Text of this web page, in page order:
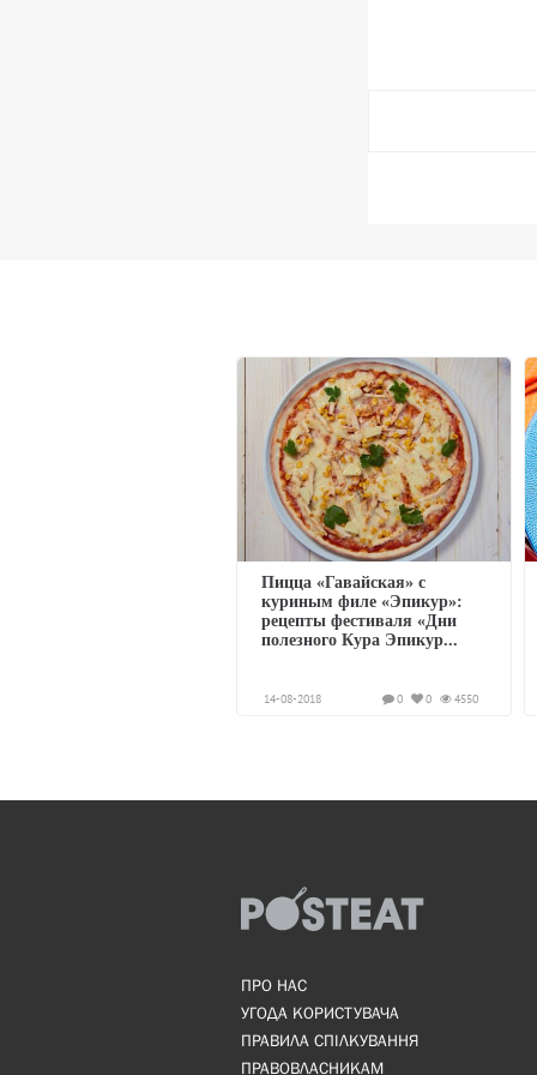
Пицца «Гавайская» с
куриным филе «Эпикур»:
рецепты фестиваля «Дни
полезного Кура Эпикур...
14-08-2018 4550
0
0
ПРО НАС
УГОДА КОРИСТУВАЧА
ПРАВИЛА СПІЛКУВАННЯ
ПРАВОВЛАСНИКАМ